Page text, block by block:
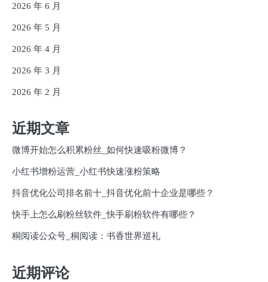
2026 年 6 月
2026 年 5 月
2026 年 4 月
2026 年 3 月
2026 年 2 月
近期文章
微博开始怎么积累粉丝_如何快速吸粉微博？
小红书增粉运营_小红书快速涨粉策略
抖音优化公司排名前十_抖音优化前十企业是哪些？
快手上怎么刷粉丝软件_快手刷粉软件有哪些？
桐阅读公众号_桐阅读：书香世界巡礼
近期评论